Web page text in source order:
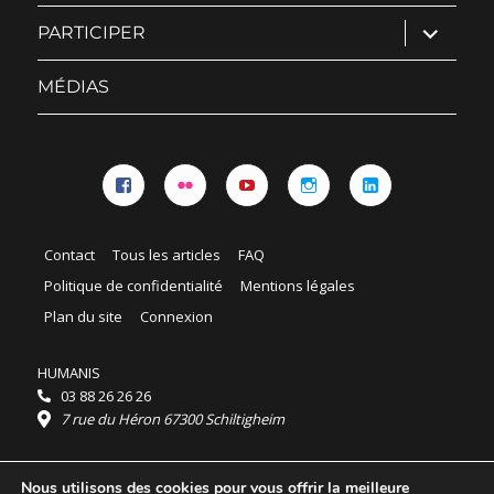
PARTICIPER ouvrir
le
sous-
MÉDIAS
Contact Tous les articles
FAQ
Politique de confidentialité
Mentions légales
Plan du site
Connexion
HUMANIS
03 88 26 26 26
7 rue du Héron 67300 Schiltigheim
Horaires :
HUMANIS : du lundi au vendredi 9h - 18h
Nous utilisons des cookies pour vous offrir la meilleure